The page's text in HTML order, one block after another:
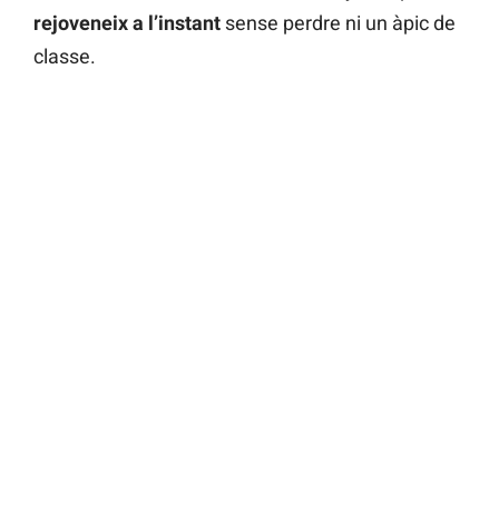
rejoveneix a l’instant sense perdre ni un àpic de
classe.